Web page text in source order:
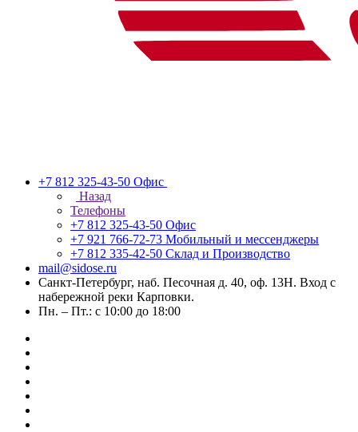
+7 812 325-43-50 Офис
Назад
Телефоны
+7 812 325-43-50 Офис
+7 921 766-72-73 Мобильный и мессенджеры
+7 812 335-42-50 Склад и Производство
mail@sidose.ru
Санкт-Петербург, наб. Песочная д. 40, оф. 13Н. Вход с
набережной реки Карповки.
Пн. – Пт.: с 10:00 до 18:00